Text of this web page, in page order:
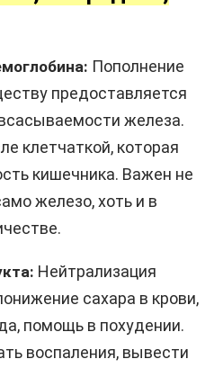
Пополнение
предоставляется
железа.
клетчаткой, которая
кишечника. Важен не
железо, хоть и в
Нейтрализация
сахара в крови,
помощь в похудении.
воспаления, вывести